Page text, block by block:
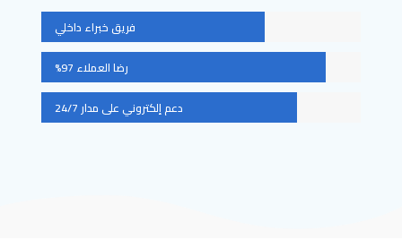
فريق خبراء داخلي
رضا العملاء 97%
دعم إلكتروني على مدار 24/7